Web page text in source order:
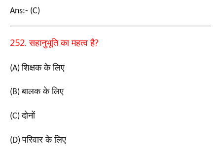
Ans:- (C)
252.सहानुभूति का महत्व है?
(A)शिक्षक के लिए
(B)बालक के लिए
(C)दोनों
(D)परिवार के लिए